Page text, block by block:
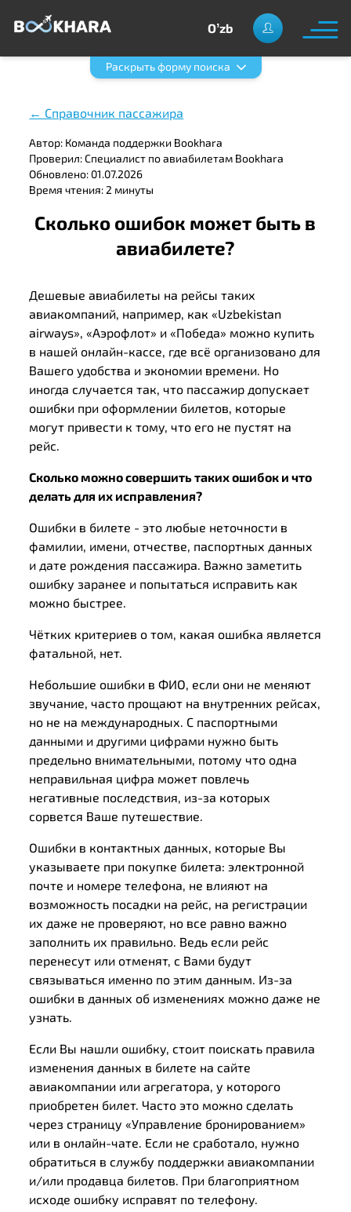
Oʼzb
Раскрыть форму поиска
← Справочник пассажира
Автор: Команда поддержки Bookhara
Проверил: Специалист по авиабилетам Bookhara
Обновлено: 01.07.2026
Время чтения: 2 минуты
Сколько ошибок может быть в
авиабилете?
Дешевые авиабилеты на рейсы таких
авиакомпаний, например, как «Uzbekistan
airways», «Аэрофлот» и «Победа» можно купить
в нашей онлайн-кассе, где всё организовано для
Вашего удобства и экономии времени. Но
иногда случается так, что пассажир допускает
ошибки при оформлении билетов, которые
могут привести к тому, что его не пустят на
рейс.
Сколько можно совершить таких ошибок и что
делать для их исправления?
Ошибки в билете - это любые неточности в
фамилии, имени, отчестве, паспортных данных
и дате рождения пассажира. Важно заметить
ошибку заранее и попытаться исправить как
можно быстрее.
Чётких критериев о том, какая ошибка является
фатальной, нет.
Небольшие ошибки в ФИО, если они не меняют
звучание, часто прощают на внутренних рейсах,
но не на международных. С паспортными
данными и другими цифрами нужно быть
предельно внимательными, потому что одна
неправильная цифра может повлечь
негативные последствия, из-за которых
сорвется Ваше путешествие.
Ошибки в контактных данных, которые Вы
указываете при покупке билета: электронной
почте и номере телефона, не влияют на
возможность посадки на рейс, на регистрации
их даже не проверяют, но все равно важно
заполнить их правильно. Ведь если рейс
перенесут или отменят, с Вами будут
связываться именно по этим данным. Из-за
ошибки в данных об изменениях можно даже не
узнать.
Если Вы нашли ошибку, стоит поискать правила
изменения данных в билете на сайте
авиакомпании или агрегатора, у которого
приобретен билет. Часто это можно сделать
через страницу «Управление бронированием»
или в онлайн-чате. Если не сработало, нужно
обратиться в службу поддержки авиакомпании
и/или продавца билетов. При благоприятном
исходе ошибку исправят по телефону.